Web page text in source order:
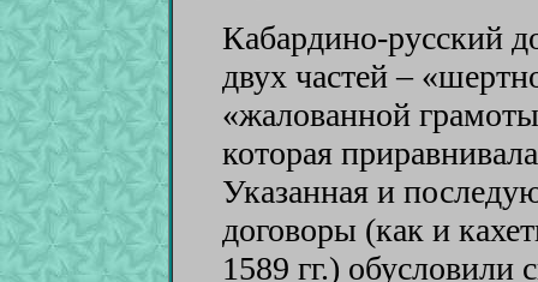
Кабардино-русский
двух частей –
«жалованной
которая
Указанная и
договоры (как и
1589 гг.) обусловили